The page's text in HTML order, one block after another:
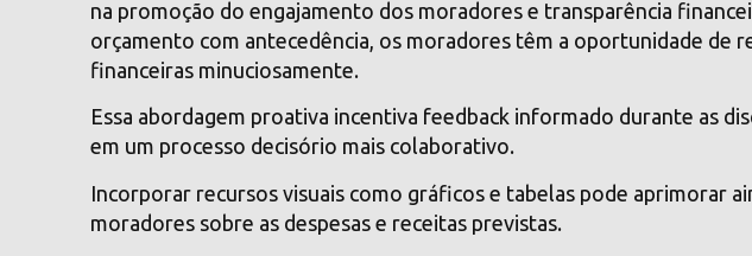
na promoção do engajamento dos moradores e transparência
orçamento com antecedência, os moradores têm a oportunidade de
financeiras minuciosamente.
Essa abordagem proativa incentiva feedback informado durante as
em um processo decisório mais colaborativo.
Incorporar recursos visuais como gráficos e tabelas pode aprimorar
moradores sobre as despesas e receitas previstas.